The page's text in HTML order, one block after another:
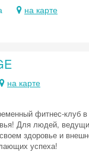
на карте
на карте
фитнес-клуб
Для людей,
здоровье и
успеха!